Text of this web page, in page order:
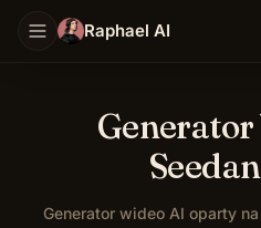
Raphael AI
Generator wideo AI oparty